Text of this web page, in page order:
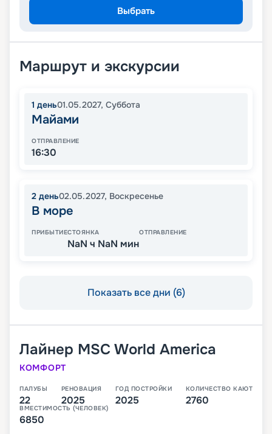
Выбрать
Маршрут и экскурсии
1 день01.05.2027, Суббота
Майами
ОТПРАВЛЕНИЕ
16:30
2 день02.05.2027, Воскресенье
В море
ПРИБЫТИЕСТОЯНКА
NaN ч NaN мин
ОТПРАВЛЕНИЕ
Показать все дни (6)
Лайнер MSC World America
КОМФОРТ
ПАЛУБЫ
22
РЕНОВАЦИЯ
2025
ГОД ПОСТРОЙКИ
2025
КОЛИЧЕСТВО КАЮТ
2760
ВМЕСТИМОСТЬ (ЧЕЛОВЕК)
6850